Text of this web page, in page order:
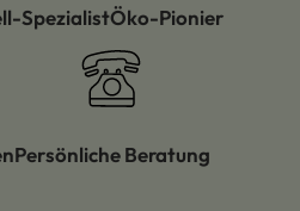
SpezialistÖko-Pionier
Persönliche Beratung